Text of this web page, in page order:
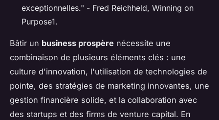
exceptionnelles." - Fred Reichheld, Winning on
Purpose1.
Bâtir un business prospère nécessite une
combinaison de plusieurs éléments clés : une
culture d'innovation, l'utilisation de technologies de
pointe, des stratégies de marketing innovantes, une
gestion financière solide, et la collaboration avec
des startups et des firms de venture capital. En